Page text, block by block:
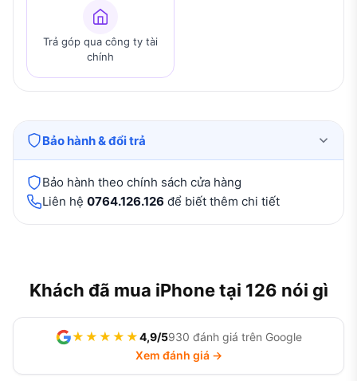
Trả góp qua công ty tài
chính
Bảo hành & đổi trả
Bảo hành theo chính sách cửa hàng
Liên hệ 0764.126.126 để biết thêm chi tiết
Khách đã mua iPhone tại 126 nói gì
★★★★★4,9/5930 đánh giá trên Google
Xem đánh giá →